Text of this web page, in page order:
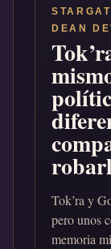
DEAN
Tok’ra y
pero unos
memoria